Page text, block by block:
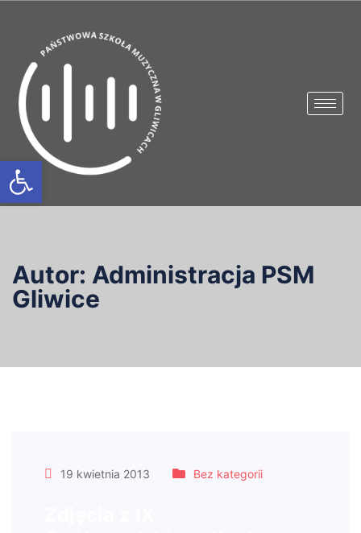
Otwórz pasek narzędzi
Autor: Administracja PSM
Gliwice
19 kwietnia 2013 Bez kategorii